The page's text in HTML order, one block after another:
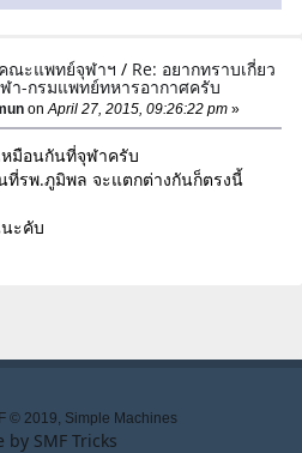
ณะแพทย์จุฬาฯ / Re: อยากทราบเกี่ยว
า-กรมแพทย์ทหารอากาศครับ
on April 27, 2015, 09:26:22 pm »
หมือนกันที่จุฬาครับ
ที่รพ.ภูมิพล จะแตกต่างกันก็ตรงนี้
ะคับ
© 2019, Simple Machines
by SMF Tricks